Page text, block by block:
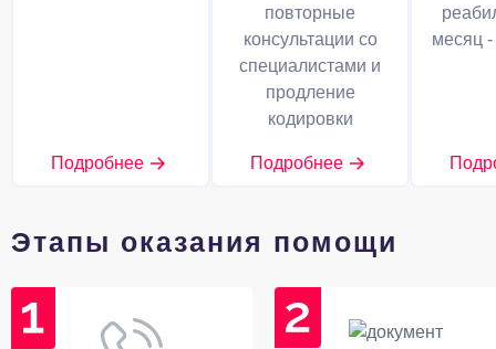
Подробнее
повторные
консультации со
специалистами и
продление
кодировки
Подробнее
месяц -
Этапы оказания помощи